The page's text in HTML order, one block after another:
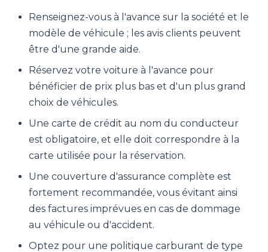
Renseignez-vous à l'avance sur la société et le
modèle de véhicule ; les avis clients peuvent
être d'une grande aide.
Réservez votre voiture à l'avance pour
bénéficier de prix plus bas et d'un plus grand
choix de véhicules.
Une carte de crédit au nom du conducteur
est obligatoire, et elle doit correspondre à la
carte utilisée pour la réservation.
Une couverture d'assurance complète est
fortement recommandée, vous évitant ainsi
des factures imprévues en cas de dommage
au véhicule ou d'accident.
Optez pour une politique carburant de type